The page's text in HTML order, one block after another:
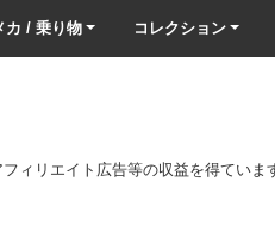
カ / 乗り物 コレクション
ィリエイト広告等の収益を得ていま